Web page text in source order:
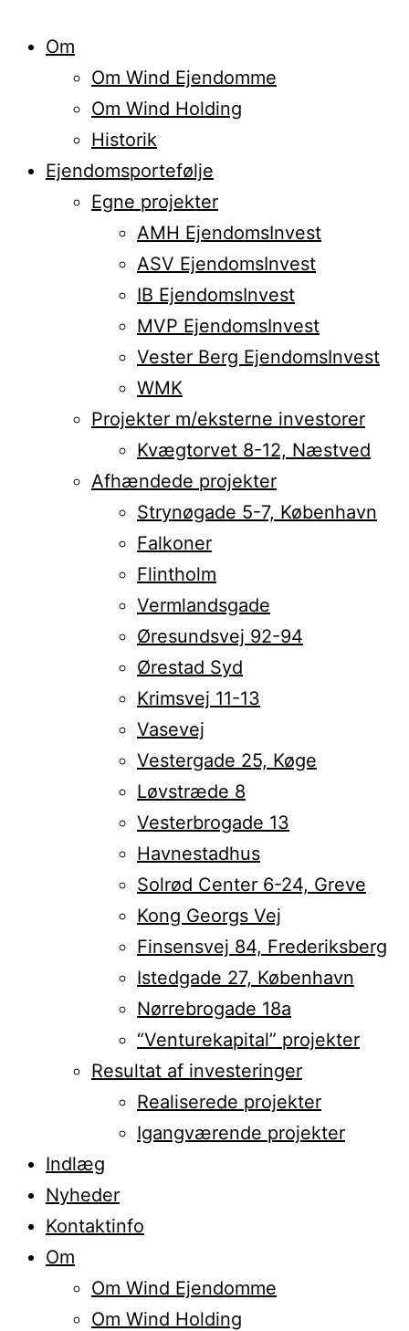
Om
Om Wind Ejendomme
Om Wind Holding
Historik
Ejendomsportefølje
Egne projekter
AMH EjendomsInvest
ASV EjendomsInvest
IB EjendomsInvest
MVP EjendomsInvest
Vester Berg EjendomsInvest
WMK
Projekter m/eksterne investorer
Kvægtorvet 8-12, Næstved
Afhændede projekter
Strynøgade 5-7, København
Falkoner
Flintholm
Vermlandsgade
Øresundsvej 92-94
Ørestad Syd
Krimsvej 11-13
Vasevej
Vestergade 25, Køge
Løvstræde 8
Vesterbrogade 13
Havnestadhus
Solrød Center 6-24, Greve
Kong Georgs Vej
Finsensvej 84, Frederiksberg
Istedgade 27, København
Nørrebrogade 18a
“Venturekapital” projekter
Resultat af investeringer
Realiserede projekter
Igangværende projekter
Indlæg
Nyheder
Kontaktinfo
Om
Om Wind Ejendomme
Om Wind Holding